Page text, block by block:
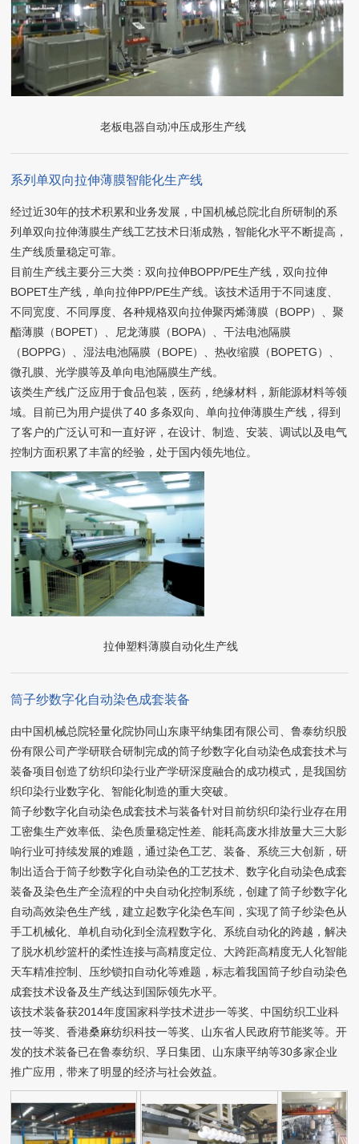
老板电器自动冲压成形生产线
系列单双向拉伸薄膜智能化生产线
经过近30年的技术积累和业务发展，中国机械总院北自所研制的系
列单双向拉伸薄膜生产线工艺技术日渐成熟，智能化水平不断提高，
生产线质量稳定可靠。
目前生产线主要分三大类：双向拉伸BOPP/PE生产线，双向拉伸
BOPET生产线，单向拉伸PP/PE生产线。该技术适用于不同速度、
不同宽度、不同厚度、各种规格双向拉伸聚丙烯薄膜（BOPP）、聚
酯薄膜（BOPET）、尼龙薄膜（BOPA）、干法电池隔膜
（BOPPG）、湿法电池隔膜（BOPE）、热收缩膜（BOPETG）、
微孔膜、光学膜等及单向电池隔膜生产线。
该类生产线广泛应用于食品包装，医药，绝缘材料，新能源材料等领
域。目前已为用户提供了40 多条双向、单向拉伸薄膜生产线，得到
了客户的广泛认可和一直好评，在设计、制造、安装、调试以及电气
控制方面积累了丰富的经验，处于国内领先地位。
拉伸塑料薄膜自动化生产线
筒子纱数字化自动染色成套装备
由中国机械总院轻量化院协同山东康平纳集团有限公司、鲁泰纺织股
份有限公司产学研联合研制完成的筒子纱数字化自动染色成套技术与
装备项目创造了纺织印染行业产学研深度融合的成功模式，是我国纺
织印染行业数字化、智能化制造的重大突破。
筒子纱数字化自动染色成套技术与装备针对目前纺织印染行业存在用
工密集生产效率低、染色质量稳定性差、能耗高废水排放量大三大影
响行业可持续发展的难题，通过染色工艺、装备、系统三大创新，研
制出适合于筒子纱数字化自动染色的工艺技术、数字化自动染色成套
装备及染色生产全流程的中央自动化控制系统，创建了筒子纱数字化
自动高效染色生产线，建立起数字化染色车间，实现了筒子纱染色从
手工机械化、单机自动化到全流程数字化、系统自动化的跨越，解决
了脱水机纱篮杆的柔性连接与高精度定位、大跨距高精度无人化智能
天车精准控制、压纱锁扣自动化等难题，标志着我国筒子纱自动染色
成套技术设备及生产线达到国际领先水平。
该技术装备获2014年度国家科学技术进步一等奖、中国纺织工业科
技一等奖、香港桑麻纺织科技一等奖、山东省人民政府节能奖等。开
发的技术装备已在鲁泰纺织、孚日集团、山东康平纳等30多家企业
推广应用，带来了明显的经济与社会效益。